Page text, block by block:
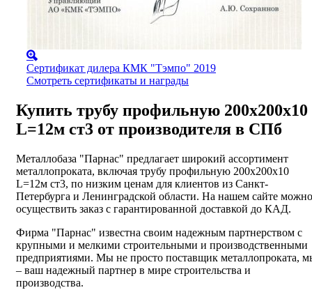
Сертификат дилера КМК "Тэмпо" 2019
Смотреть сертификаты и награды
Купить трубу профильную 200х200х10
L=12м ст3 от производителя в СПб
Металлобаза "Парнас" предлагает широкий ассортимент
металлопроката, включая трубу профильную 200х200х10
L=12м ст3, по низким ценам для клиентов из Санкт-
Петербурга и Ленинградской области. На нашем сайте можно
осуществить заказ с гарантированной доставкой до КАД.
Фирма "Парнас" известна своим надежным партнерством с
крупными и мелкими строительными и производственными
предприятиями. Мы не просто поставщик металлопроката,
– ваш надежный партнер в мире строительства и
производства.